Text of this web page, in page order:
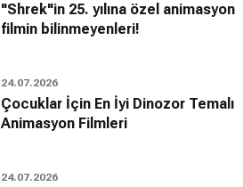
"Shrek"in 25. yılına özel animasyon
filmin bilinmeyenleri!
24.07.2026
Çocuklar İçin En İyi Dinozor Temalı
Animasyon Filmleri
24.07.2026